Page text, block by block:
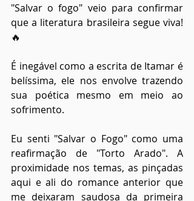
"Salvar o fogo" veio para confirmar
que a literatura brasileira segue viva!
🔥
É inegável como a escrita de Itamar é
belíssima, ele nos envolve trazendo
sua poética mesmo em meio ao
sofrimento.
Eu senti "Salvar o Fogo" como uma
reafirmação de "Torto Arado". A
proximidade nos temas, as pinçadas
aqui e ali do romance anterior que
me deixaram saudosa da primeira